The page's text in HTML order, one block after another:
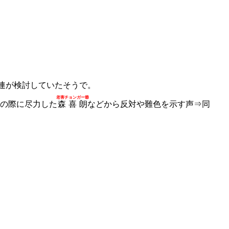
検討していたそうで。
際に尽力した森喜朗
老害チョンガー爺
などから反対や難色を示す声⇒同